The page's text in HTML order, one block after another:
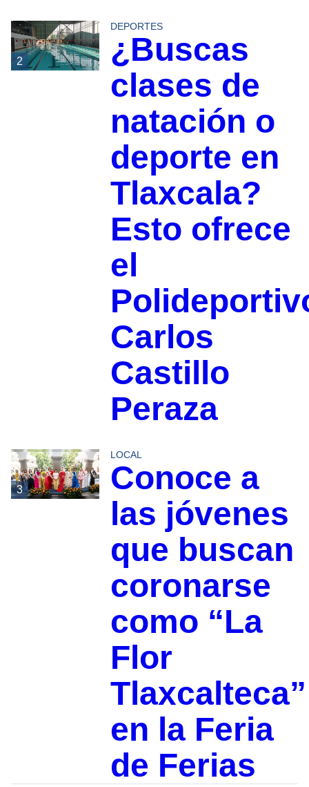
2
DEPORTES
¿Buscas
clases de
natación o
deporte en
Tlaxcala?
Esto ofrece
el
Carlos
Castillo
Peraza
3
LOCAL
Conoce a
las jóvenes
que buscan
coronarse
como “La
Flor
Tlaxcalteca”
en la Feria
de Ferias